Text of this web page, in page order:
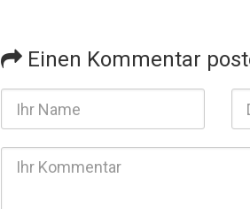
Einen Kommentar